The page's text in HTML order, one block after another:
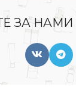
ЗА НАМИ